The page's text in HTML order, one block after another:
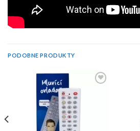
PODOBNE PRODUKTY